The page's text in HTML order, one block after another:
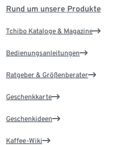
Rund um unsere Produkte
Tchibo Kataloge & Magazine
Bedienungsanleitungen
Ratgeber & Größenberater
Geschenkkarte
Geschenkideen
Kaffee-Wiki